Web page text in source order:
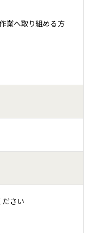
業へ取り組める方
さい